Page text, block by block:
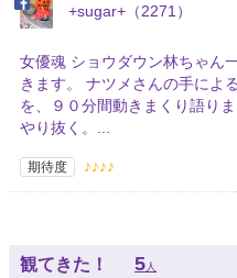
+sugar+（2271）
女優魂 ショウダウン林ちゃん
きます。 ナツメさんの手によ
を、９０分間動きまくり語り
やり抜く。...
期待度 ♪♪♪♪
観てきた！ 5 人